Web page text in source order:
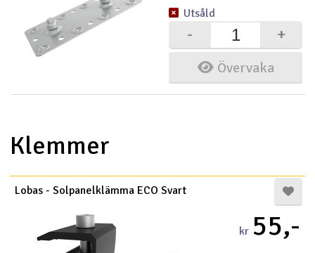
Övervaka
+
-
Utsåld
Klemmer
Lobas - Solpanelklämma ECO Svart
kr 55,-